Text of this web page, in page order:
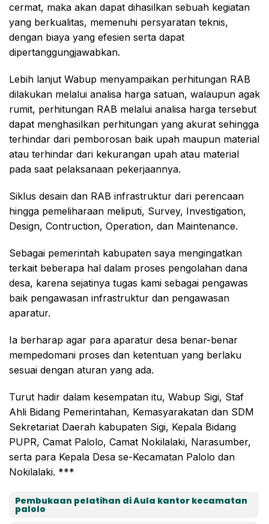
cermat, maka akan dapat dihasilkan sebuah kegiatan
yang berkualitas, memenuhi persyaratan teknis,
dengan biaya yang efesien serta dapat
dipertanggungjawabkan.
Lebih lanjut Wabup menyampaikan perhitungan RAB
dilakukan melalui analisa harga satuan, walaupun agak
rumit, perhitungan RAB melalui analisa harga tersebut
dapat menghasilkan perhitungan yang akurat sehingga
terhindar dari pemborosan baik upah maupun material
atau terhindar dari kekurangan upah atau material
pada saat pelaksanaan pekerjaannya.
Siklus desain dan RAB infrastruktur dari perencaan
hingga pemeliharaan meliputi, Survey, Investigation,
Design, Contruction, Operation, dan Maintenance.
Sebagai pemerintah kabupaten saya mengingatkan
terkait beberapa hal dalam proses pengolahan dana
desa, karena sejatinya tugas kami sebagai pengawas
baik pengawasan infrastruktur dan pengawasan
aparatur.
Ia berharap agar para aparatur desa benar-benar
mempedomani proses dan ketentuan yang berlaku
sesuai dengan aturan yang ada.
Turut hadir dalam kesempatan itu, Wabup Sigi, Staf
Ahli Bidang Pemerintahan, Kemasyarakatan dan SDM
Sekretariat Daerah kabupaten Sigi, Kepala Bidang
PUPR, Camat Palolo, Camat Nokilalaki, Narasumber,
serta para Kepala Desa se-Kecamatan Palolo dan
Nokilalaki. ***
Pembukaan pelatihan di Aula kantor kecamatan
palolo